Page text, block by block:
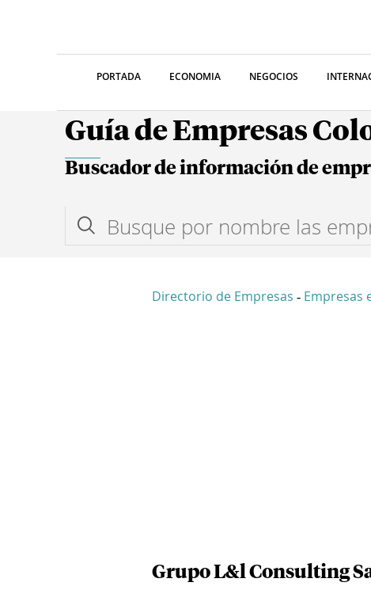
PORTADA ECONOMIA NEGOCIOS
Guía de Empresas
Buscador de información de
Directorio de Empresas - Empresas
Grupo L&l Consulting